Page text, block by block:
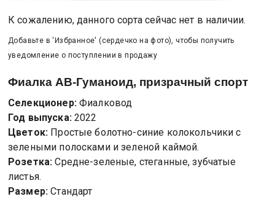
К сожалению, данного сорта сейчас нет в наличии.
Добавьте в 'Избранное' (сердечко на фото), чтобы получить
уведомление о поступлении в продажу
Фиалка АВ-Гуманоид, призрачный спорт
Селекционер: Фиалковод
Год выпуска: 2022
Цветок: Простые болотно-синие колокольчики с
зелеными полосками и зеленой каймой.
Розетка: Средне-зеленые, стеганные, зубчатые
листья.
Размер: Стандарт